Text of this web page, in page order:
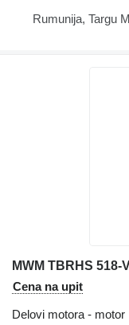
Rumunija, Targu
MWM TBRHS
Cena na upit
Delovi motora - motor